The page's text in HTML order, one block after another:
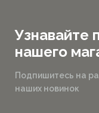
Узнавайте
нашего
Подпишитесь на
наших новинок